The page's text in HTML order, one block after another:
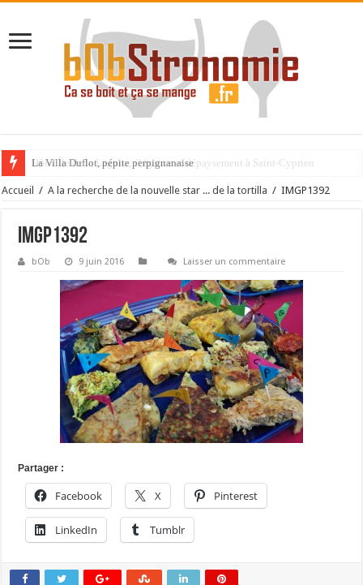
La Villa Duflot, pépite perpignanaise
Accueil / A la recherche de la nouvelle star ... de la tortilla / IMGP1392
IMGP1392
bOb 9 juin 2016 Laisser un commentaire
Partager :
Facebook X Pinterest
LinkedIn Tumblr